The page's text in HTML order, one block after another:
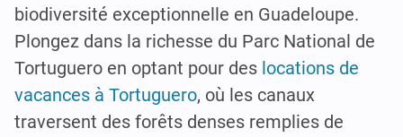
biodiversité exceptionnelle en Guadeloupe.
Plongez dans la richesse du Parc National de
Tortuguero en optant pour des locations de
vacances à Tortuguero, où les canaux
traversent des forêts denses remplies de